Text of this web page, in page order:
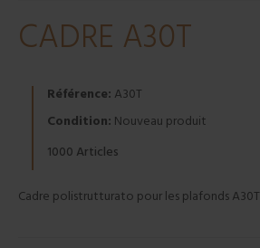
CADRE A30T
Référence: A30T
Condition: Nouveau produit
1000 Articles
Cadre polistrutturato pour les plafonds A30T